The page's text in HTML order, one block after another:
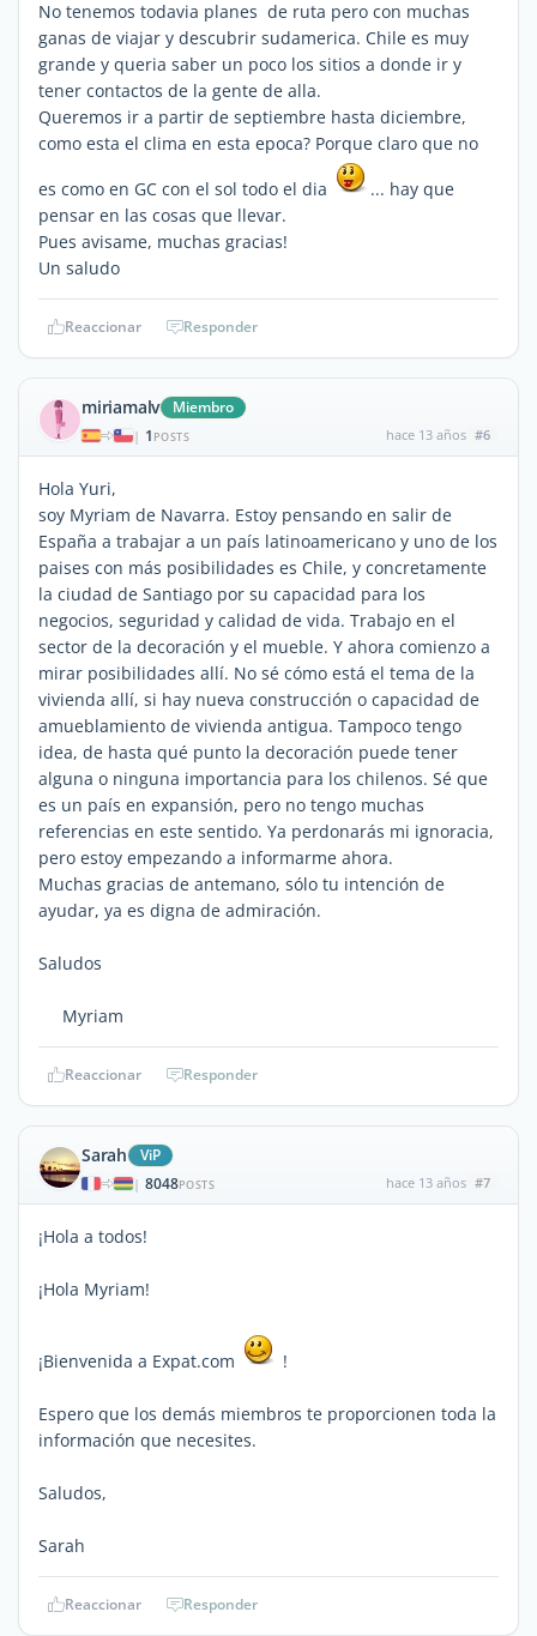
No tenemos todavia planes de ruta pero con muchas
ganas de viajar y descubrir sudamerica. Chile es muy
grande y queria saber un poco los sitios a donde ir y
tener contactos de la gente de alla.
Queremos ir a partir de septiembre hasta diciembre,
como esta el clima en esta epoca? Porque claro que no
es como en GC con el sol todo el dia
... hay que
pensar en las cosas que llevar.
Pues avisame, muchas gracias!
Un saludo
Reaccionar Responder
miriamalv Miembro
| 1 POSTS hace 13 años #6
Hola Yuri,
soy Myriam de Navarra. Estoy pensando en salir de
España a trabajar a un país latinoamericano y uno de los
paises con más posibilidades es Chile, y concretamente
la ciudad de Santiago por su capacidad para los
negocios, seguridad y calidad de vida. Trabajo en el
sector de la decoración y el mueble. Y ahora comienzo a
mirar posibilidades allí. No sé cómo está el tema de la
vivienda allí, si hay nueva construcción o capacidad de
amueblamiento de vivienda antigua. Tampoco tengo
idea, de hasta qué punto la decoración puede tener
alguna o ninguna importancia para los chilenos. Sé que
es un país en expansión, pero no tengo muchas
referencias en este sentido. Ya perdonarás mi ignoracia,
pero estoy empezando a informarme ahora.
Muchas gracias de antemano, sólo tu intención de
ayudar, ya es digna de admiración.
Saludos
Myriam
Reaccionar Responder
Sarah ViP
| 8048POSTS hace 13 años #7
¡Hola a todos!
¡Hola Myriam!
¡Bienvenida a Expat.com !
Espero que los demás miembros te proporcionen toda la
información que necesites.
Saludos,
Sarah
Reaccionar Responder